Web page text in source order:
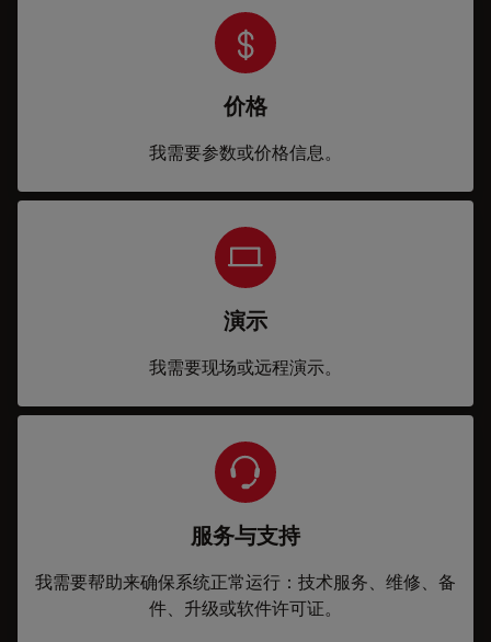
价格
我需要参数或价格信息。
演示
我需要现场或远程演示。
服务与支持
我需要帮助来确保系统正常运行：技术服务、维修、备
件、升级或软件许可证。